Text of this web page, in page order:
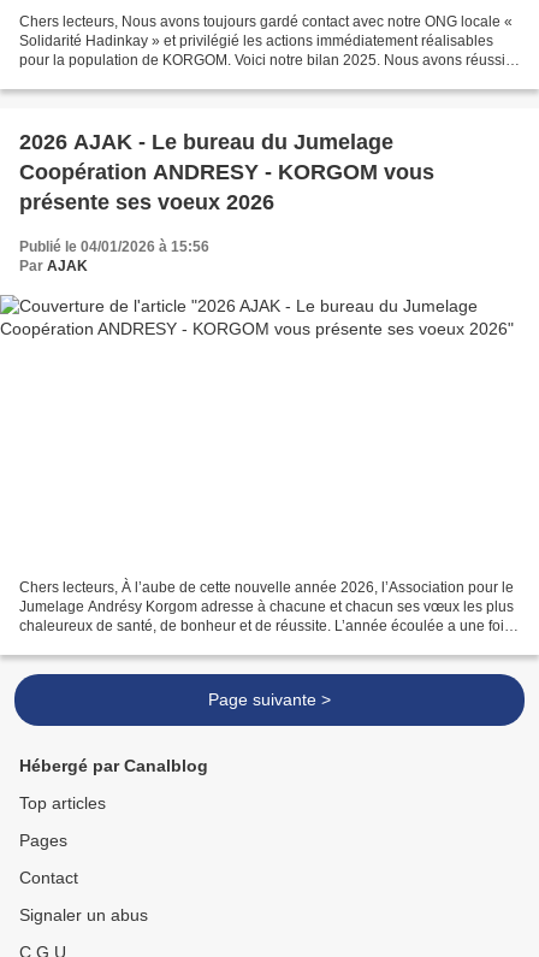
Chers lecteurs, Nous avons toujours gardé contact avec notre ONG locale «
Solidarité Hadinkay » et privilégié les actions immédiatement réalisables
pour la population de KORGOM. Voici notre bilan 2025. Nous avons réussi à
2026 AJAK - Le bureau du Jumelage
Coopération ANDRESY - KORGOM vous
présente ses voeux 2026
Publié le 04/01/2026 à 15:56
Par AJAK
Chers lecteurs, À l’aube de cette nouvelle année 2026, l’Association pour le
Jumelage Andrésy Korgom adresse à chacune et chacun ses vœux les plus
chaleureux de santé, de bonheur et de réussite. L’année écoulée a une fois
Page suivante >
Hébergé par Canalblog
Top articles
Pages
Contact
Signaler un abus
C.G.U.